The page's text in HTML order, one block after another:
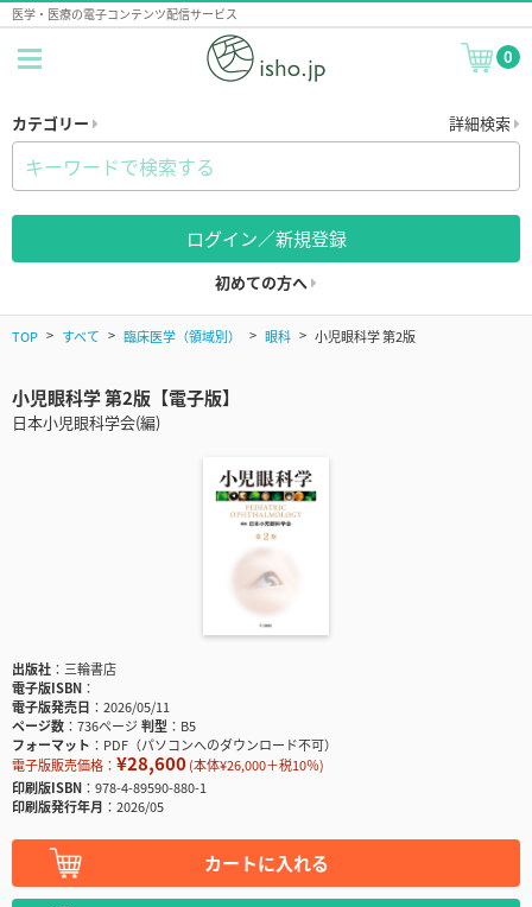
医学・医療の電子コンテンツ配信サービス
0
カテゴリー 詳細検索
ログイン／新規登録
初めての方へ
TOP すべて 臨床医学（領域別） 眼科 小児眼科学 第2版
小児眼科学 第2版【電子版】
日本小児眼科学会(編)
出版社
三輪書店
電子版ISBN
電子版発売日
2026/05/11
ページ数
736ページ判型
B5
フォーマット
PDF（パソコンへのダウンロード不可）
電子版販売価格： ¥28,600(本体¥26,000＋税10％)
印刷版ISBN
978-4-89590-880-1
印刷版発行年月
2026/05
カートに入れる